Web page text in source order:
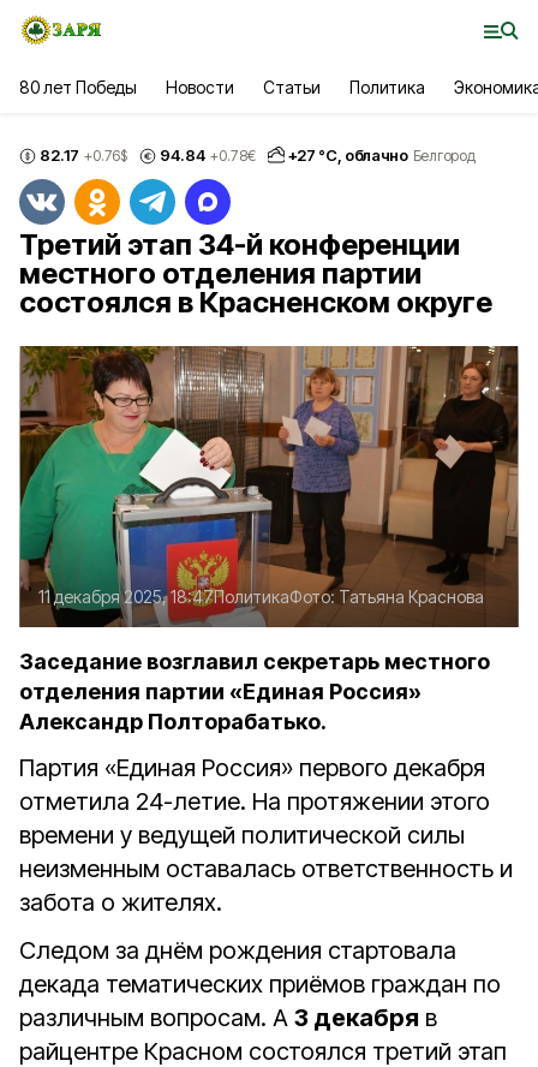
80 лет Победы Новости Статьи Политика
82.17 +0.76$ 94.84 +0.78€ +27 °С, облачно Белгород
Третий этап 34-й конференции
местного отделения партии
состоялся в Красненском округе
11 декабря 2025, 18:47ПолитикаФото: Татьяна Краснова
Заседание возглавил секретарь местного
отделения партии «Единая Россия»
Александр Полторабатько.
Партия «Единая Россия» первого декабря
отметила 24-летие. На протяжении этого
времени у ведущей политической силы
неизменным оставалась ответственность и
забота о жителях.
Следом за днём рождения стартовала
декада тематических приёмов граждан по
различным вопросам. А 3 декабря в
райцентре Красном состоялся третий этап